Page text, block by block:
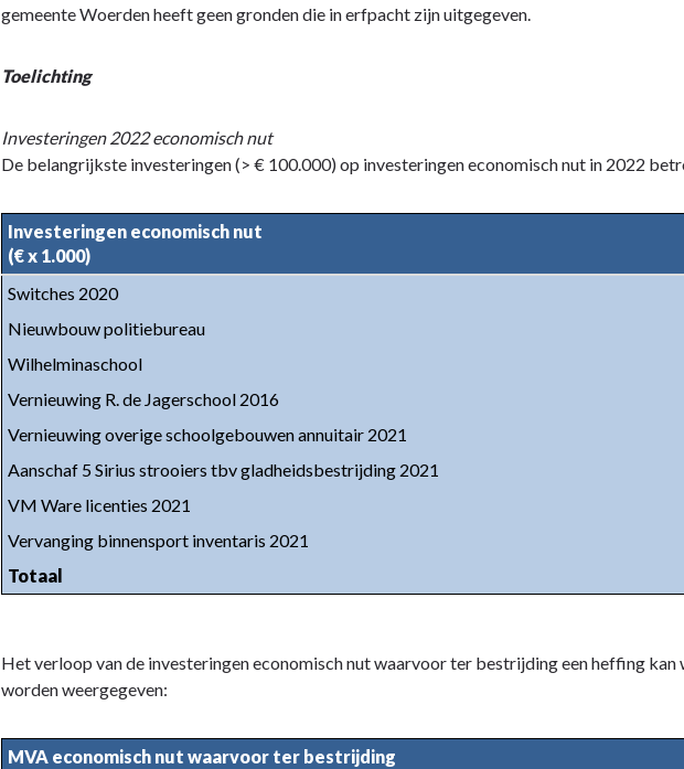
gemeente Woerden heeft geen gronden die in erfpacht zijn uitgegeven.
Toelichting
Investeringen 2022 economisch nut
De belangrijkste investeringen (> € 100.000) op investeringen economisch nut in 2022
Investeringen economisch nut
(€ x 1.000)
Switches 2020
Nieuwbouw politiebureau
Wilhelminaschool
Vernieuwing R. de Jagerschool 2016
Vernieuwing overige schoolgebouwen annuitair 2021
Aanschaf 5 Sirius strooiers tbv gladheidsbestrijding 2021
VM Ware licenties 2021
Vervanging binnensport inventaris 2021
Totaal
Het verloop van de investeringen economisch nut waarvoor ter bestrijding een heffing kan
worden weergegeven:
MVA economisch nut waarvoor ter bestrijding